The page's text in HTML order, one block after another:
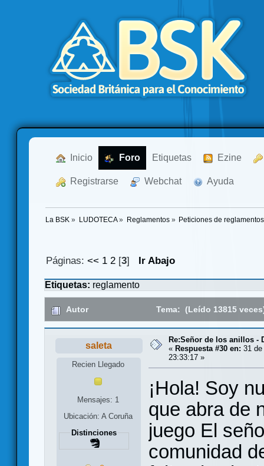
Inicio Foro Etiquetas Ezine
Registrarse Webchat Ayuda
La BSK » LUDOTECA» Reglamentos» Peticiones de reglamentos
Páginas:<< 1 2 [3] Ir Abajo
Etiquetas: reglamento
Autor Tema: (Leído 13815
saleta
Recien Llegado
Mensajes: 1
Ubicación: A Coruña
Distinciones
Re:Señor de los anillos -
« Respuesta #30 en: 31
23:33:17 »
¡Hola! Soy
que abra de
juego El
comunidad